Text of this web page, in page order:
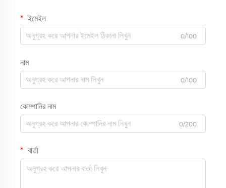
ইমেইল
0/100
নাম
0/100
কোম্পানির নাম
0/200
বার্তা